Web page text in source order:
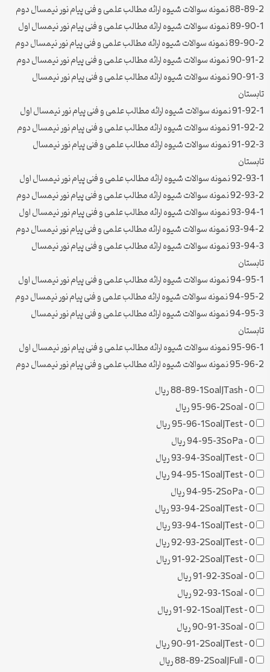
88-89-2 نمونه سوالات شیوه ارائه مطالب علمی و فنی پیام نور نیمسال دوم
89-90-1 نمونه سوالات شیوه ارائه مطالب علمی و فنی پیام نور نیمسال اول
89-90-2 نمونه سوالات شیوه ارائه مطالب علمی و فنی پیام نور نیمسال دوم
90-91-2 نمونه سوالات شیوه ارائه مطالب علمی و فنی پیام نور نیمسال دوم
90-91-3 نمونه سوالات شیوه ارائه مطالب علمی و فنی پیام نور نیمسال
تابستان
91-92-1 نمونه سوالات شیوه ارائه مطالب علمی و فنی پیام نور نیمسال اول
91-92-2 نمونه سوالات شیوه ارائه مطالب علمی و فنی پیام نور نیمسال دوم
91-92-3 نمونه سوالات شیوه ارائه مطالب علمی و فنی پیام نور نیمسال
تابستان
92-93-1 نمونه سوالات شیوه ارائه مطالب علمی و فنی پیام نور نیمسال اول
92-93-2 نمونه سوالات شیوه ارائه مطالب علمی و فنی پیام نور نیمسال دوم
93-94-1 نمونه سوالات شیوه ارائه مطالب علمی و فنی پیام نور نیمسال اول
93-94-2 نمونه سوالات شیوه ارائه مطالب علمی و فنی پیام نور نیمسال دوم
93-94-3 نمونه سوالات شیوه ارائه مطالب علمی و فنی پیام نور نیمسال
تابستان
94-95-1 نمونه سوالات شیوه ارائه مطالب علمی و فنی پیام نور نیمسال اول
94-95-2 نمونه سوالات شیوه ارائه مطالب علمی و فنی پیام نور نیمسال دوم
94-95-3 نمونه سوالات شیوه ارائه مطالب علمی و فنی پیام نور نیمسال
تابستان
95-96-1 نمونه سوالات شیوه ارائه مطالب علمی و فنی پیام نور نیمسال اول
95-96-2 نمونه سوالات شیوه ارائه مطالب علمی و فنی پیام نور نیمسال دوم
88-89-1SoalJTash–0 ریال
95-96-2Soal–0 ریال
95-96-1SoalJTest–0 ریال
94-95-3SoPa–0 ریال
93-94-3SoalJTest–0 ریال
94-95-1SoalJTest–0 ریال
94-95-2SoPa–0 ریال
93-94-2SoalJTest–0 ریال
93-94-1SoalJTest–0 ریال
92-93-2SoalJTest–0 ریال
91-92-2SoalJTest–0 ریال
91-92-3Soal–0 ریال
92-93-1Soal–0 ریال
91-92-1SoalJTest–0 ریال
90-91-3Soal–0 ریال
90-91-2SoalJTest–0 ریال
88-89-2SoalJFull–0 ریال